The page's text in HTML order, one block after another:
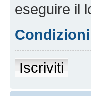
eseguire il
Condizioni
Iscriviti